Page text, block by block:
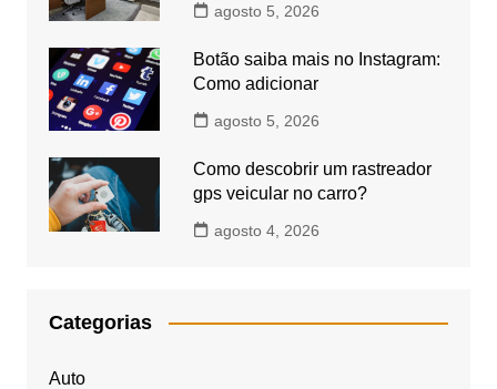
agosto 5, 2026
Botão saiba mais no Instagram:
Como adicionar
agosto 5, 2026
Como descobrir um rastreador
gps veicular no carro?
agosto 4, 2026
Categorias
Auto